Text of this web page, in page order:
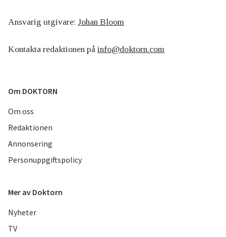
Ansvarig utgivare: Johan Bloom
Kontakta redaktionen på info@doktorn.com
Om DOKTORN
Om oss
Redaktionen
Annonsering
Personuppgiftspolicy
Mer av Doktorn
Nyheter
TV